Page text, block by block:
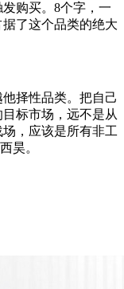
购买。 8个字，一
了这个品类的绝大
择性品类。把自己
标市场，远不是从
，应该是所有非工
昊。